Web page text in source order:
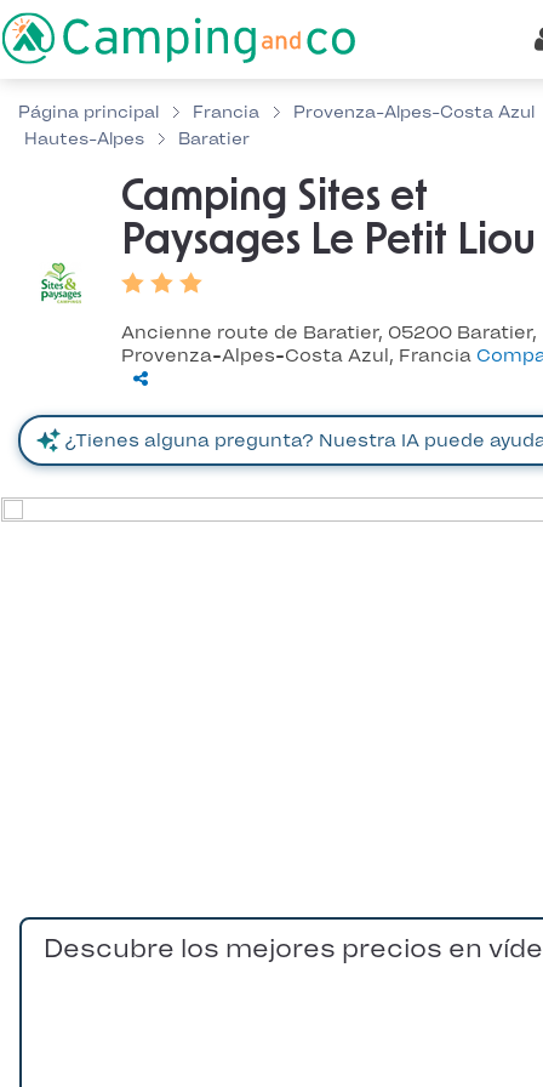
Página principal Francia
Provenza-Alpes-Costa Azul
Hautes-Alpes
Baratier
Camping Sites et
Paysages Le Petit Liou
Ancienne route de Baratier, 05200 Baratier,
Provenza-Alpes-Costa Azul, Francia
Descubre los mejores precios en